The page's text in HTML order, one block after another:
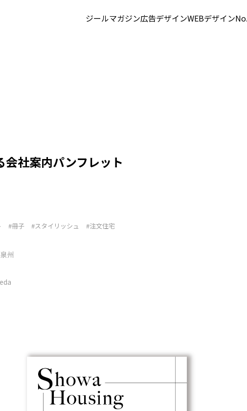
ジールマガジン広告デザインWEBデザイン
会社案内パンフレット
#冊子 #スタイリッシュ #注文住宅
州